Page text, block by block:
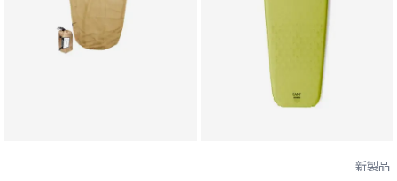
新製品